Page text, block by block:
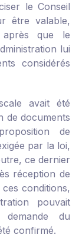
le Conseil
être valable,
après que le
lui
considérés
avait été
de documents
de
par la loi,
ce dernier
réception de
conditions,
pouvait
du
confirmé.